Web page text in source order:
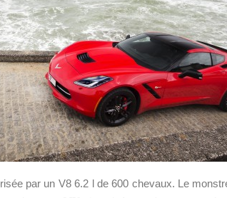
par un V8 6.2 l de 600 chevaux. Le